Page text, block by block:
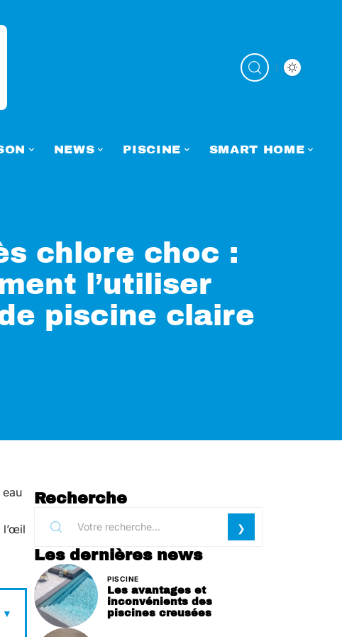
NEWS PISCINE SMART HOME
chlore choc :
l’utiliser
piscine claire
l’œil
Recherche
Les dernières news
PISCINE
Les avantages et
inconvénients des
piscines creusées